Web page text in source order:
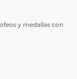
y medallas con